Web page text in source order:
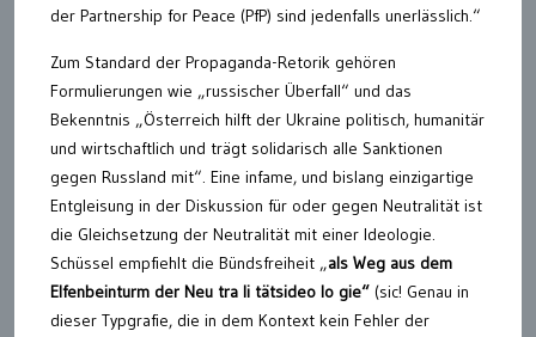
der Partnership for Peace (PfP) sind jedenfalls unerlässlich.“
Zum Standard der Propaganda-Retorik gehören
Formulierungen wie „russischer Überfall“ und das
Bekenntnis „Österreich hilft der Ukraine politisch, humanitär
und wirtschaftlich und trägt solidarisch alle Sanktionen
gegen Russland mit“. Eine infame, und bislang einzigartige
Entgleisung in der Diskussion für oder gegen Neutralität ist
die Gleichsetzung der Neutralität mit einer Ideologie.
Schüssel empfiehlt die Bündsfreiheit „als Weg aus dem
Elfenbeinturm der Neu tra li tätsideo lo gie“ (sic! Genau in
dieser Typgrafie, die in dem Kontext kein Fehler der